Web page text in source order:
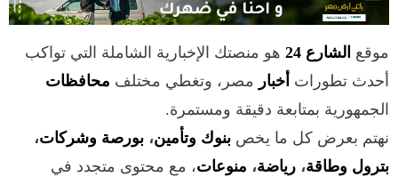
موقع الشارع 24
هو منصتك الإخبارية الشاملة التي تواكب
أحدث تطورات أخبار مصر، وتغطي مختلف محافظات
الجمهورية بمتابعة دقيقة ومستمرة.
نهتم بعرض كل ما يخص بنوك وتأمين، بورصة وشركات،
بترول وطاقة، رياضة، منوعات، مع محتوى متجدد في